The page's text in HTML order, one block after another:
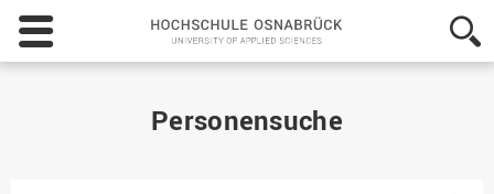
Hochschule
Osnabrück
-
Personensuche